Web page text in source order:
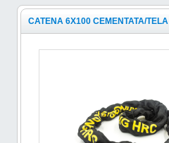
CATENA 6X100 CEMENTATA/TELA